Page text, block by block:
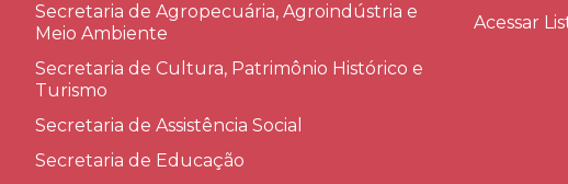
Secretaria de Agropecuária, Agroindústria e
Meio Ambiente
Secretaria de Cultura, Patrimônio Histórico e
Turismo
Secretaria de Assistência Social
Secretaria de Educação
Acessar